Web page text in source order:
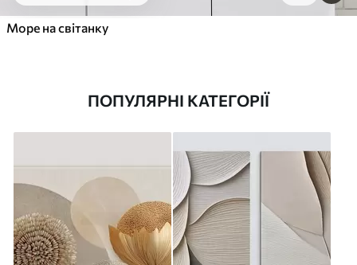
Море на світанку
ПОПУЛЯРНІ КАТЕГОРІЇ